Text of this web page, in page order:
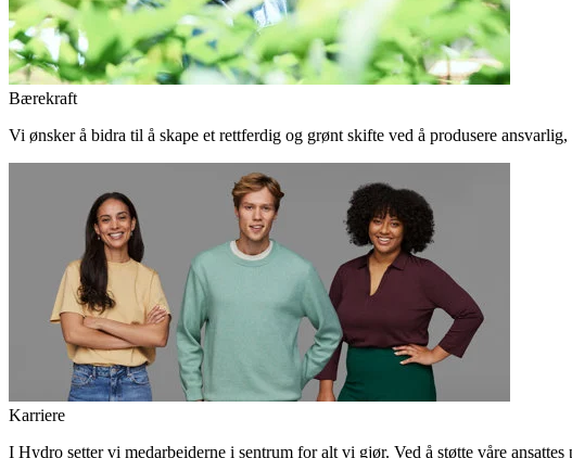
Bærekraft
Vi ønsker å bidra til å skape et rettferdig og grønt skifte ved å produsere
Karriere
I Hydro setter vi medarbeiderne i sentrum for alt vi gjør. Ved å støtte våre